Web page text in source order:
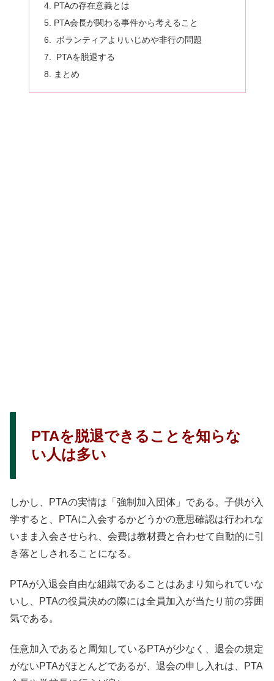
PTAの存在意義とは
PTA会長が関わる事件から考えること
ボランティアよりいじめや非行の問題
PTAを脱退する
まとめ
PTAを脱退できることを知らな
い人は多い
しかし、PTAの実情は「強制加入団体」である。子供が入
学すると、PTAに入会するかどうかの意思確認は行われな
いまま入会させられ、会費は教材費と合わせて自動的に引
き落としされることになる。
PTAが入退会自由な組織であることはあまり知られていな
いし、PTAの役員決めの際には全員加入が当たり前の雰囲
気である。
任意加入であると周知しているPTAが少なく、退会の規定
がないPTAがほとんどであるが、退会の申し入れは、PTA